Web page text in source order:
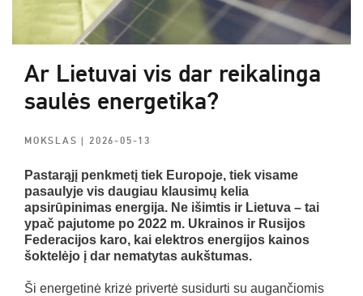
Ar Lietuvai vis dar reikalinga
saulės energetika?
MOKSLAS| 2026-05-13
Pastarąjį penkmetį tiek Europoje, tiek visame
pasaulyje vis daugiau klausimų kelia
apsirūpinimas energija. Ne išimtis ir Lietuva – tai
ypač pajutome po 2022 m. Ukrainos ir Rusijos
Federacijos karo, kai elektros energijos kainos
šoktelėjo į dar nematytas aukštumas.
Ši energetinė krizė privertė susidurti su augančiomis